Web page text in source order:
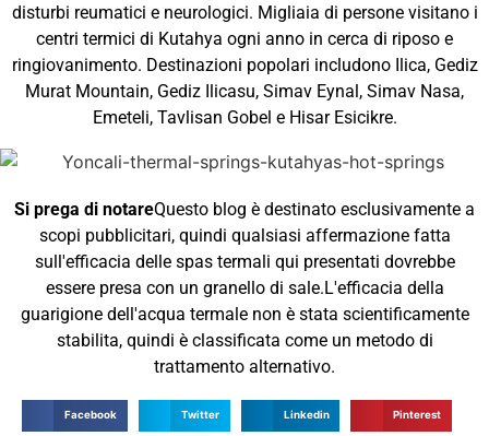
disturbi reumatici e neurologici. Migliaia di persone visitano i
centri termici di Kutahya ogni anno in cerca di riposo e
ringiovanimento. Destinazioni popolari includono Ilica, Gediz
Murat Mountain, Gediz Ilicasu, Simav Eynal, Simav Nasa,
Emeteli, Tavlisan Gobel e Hisar Esicikre.
Si prega di notareQuesto blog è destinato esclusivamente a
scopi pubblicitari, quindi qualsiasi affermazione fatta
sull'efficacia delle spas termali qui presentati dovrebbe
essere presa con un granello di sale.L'efficacia della
guarigione dell'acqua termale non è stata scientificamente
stabilita, quindi è classificata come un metodo di
trattamento alternativo.
Facebook Twitter Linkedin Pinterest